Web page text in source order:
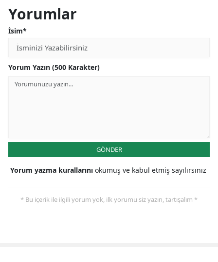
Yorumlar
İsim*
Yorum Yazın (500 Karakter)
GÖNDER
Yorum yazma kurallarını okumuş ve kabul etmiş sayılırsınız
* Bu içerik ile ilgili yorum yok, ilk yorumu siz yazın, tartışalım *